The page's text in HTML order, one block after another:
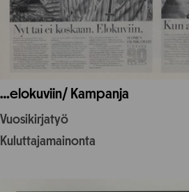
…elokuviin/ Kampanja
Vuosikirjatyö
Kuluttajamainonta